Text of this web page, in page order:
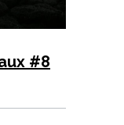
#8